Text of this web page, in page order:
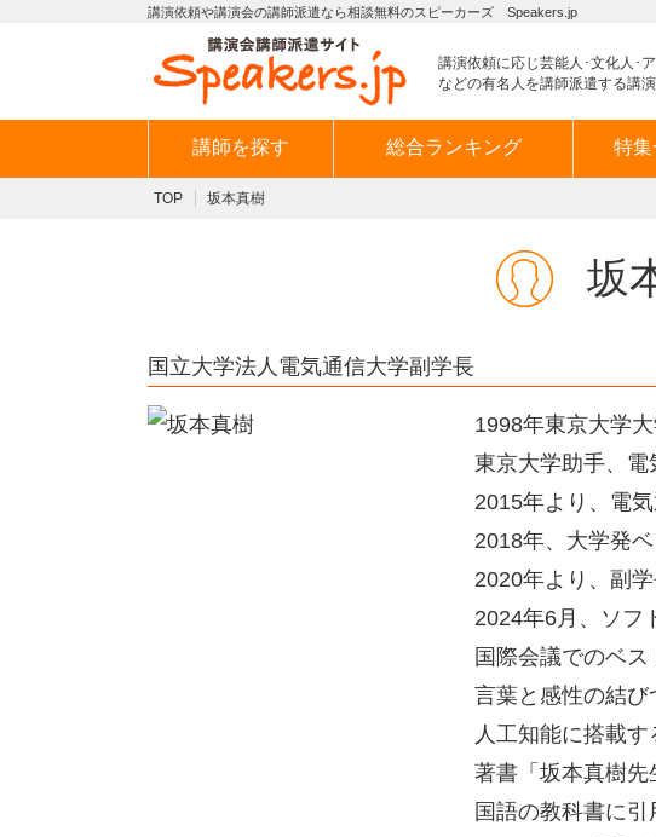
講演依頼や講演会の講師派遣なら相談無料のスピーカーズ Speakers.jp
講演依頼に応じ芸能人･文化人･
などの有名人を講師派遣する講
講師を探す 総合ランキング 特集
TOP 坂本真樹
坂
国立大学法人電気通信大学副学長
1998年東京大学
東京大学助手、電
2015年より、電
2018年、大学発
2020年より、副学
2024年6月、ソフ
国際会議でのベ
言葉と感性の結び
人工知能に搭載す
著書「坂本真樹
国語の教科書に引